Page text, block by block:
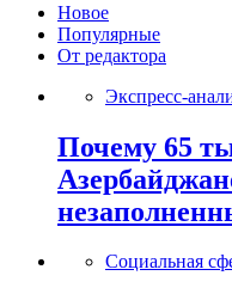
Новое
Популярные
От редактора
Экспресс-
Почему 65
Социальная